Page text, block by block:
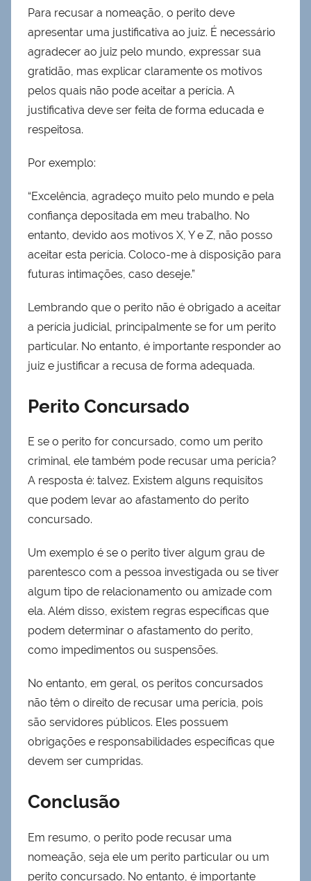
Para recusar a nomeação, o perito deve
apresentar uma justificativa ao juiz. É necessário
agradecer ao juiz pelo mundo, expressar sua
gratidão, mas explicar claramente os motivos
pelos quais não pode aceitar a perícia. A
justificativa deve ser feita de forma educada e
respeitosa.
Por exemplo:
“Excelência, agradeço muito pelo mundo e pela
confiança depositada em meu trabalho. No
entanto, devido aos motivos X, Y e Z, não posso
aceitar esta perícia. Coloco-me à disposição para
futuras intimações, caso deseje.”
Lembrando que o perito não é obrigado a aceitar
a perícia judicial, principalmente se for um perito
particular. No entanto, é importante responder ao
juiz e justificar a recusa de forma adequada.
Perito Concursado
E se o perito for concursado, como um perito
criminal, ele também pode recusar uma perícia?
A resposta é: talvez. Existem alguns requisitos
que podem levar ao afastamento do perito
concursado.
Um exemplo é se o perito tiver algum grau de
parentesco com a pessoa investigada ou se tiver
algum tipo de relacionamento ou amizade com
ela. Além disso, existem regras específicas que
podem determinar o afastamento do perito,
como impedimentos ou suspensões.
No entanto, em geral, os peritos concursados
não têm o direito de recusar uma perícia, pois
são servidores públicos. Eles possuem
obrigações e responsabilidades específicas que
devem ser cumpridas.
Conclusão
Em resumo, o perito pode recusar uma
nomeação, seja ele um perito particular ou um
perito concursado. No entanto, é importante